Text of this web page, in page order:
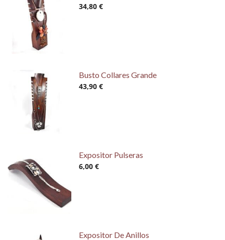
34,80 €
Busto Collares Grande
43,90 €
Expositor Pulseras
6,00 €
Expositor De Anillos